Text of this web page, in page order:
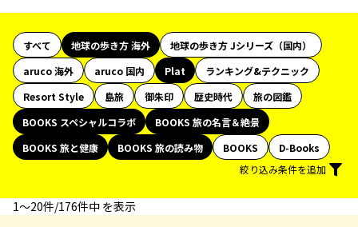
すべて 地球の歩き方 海外
地球の歩き方 Jシリーズ（国内）
aruco 海外
aruco 国内 Plat
ランキング&テクニック
Resort Style
島旅 御朱印 歴史時代
旅の図鑑
BOOKS スペシャルコラボ
BOOKS 旅の名言＆絶景
BOOKS 旅と健康
BOOKS 旅の読み物 BOOKS
D-Books
絞り込み条件を追加
1〜20件/176件中 を表示